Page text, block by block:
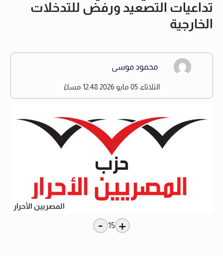
تداعيات التصعيد ورفض للتدخلات
الخارجية
محمود موسى
الثلاثاء، 05 مايو 2026 12:48 مساءً
المصريين الأحرار
+
15
-